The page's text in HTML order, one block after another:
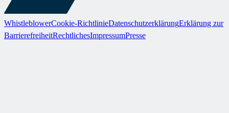
WhistleblowerCookie-RichtlinieDatenschutzerklärungErklärung zur
BarrierefreiheitRechtlichesImpressumPresse